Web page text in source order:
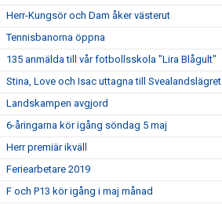
Herr-Kungsör och Dam åker västerut
Tennisbanorna öppna
135 anmälda till vår fotbollsskola "Lira Blågult"
Stina, Love och Isac uttagna till Svealandslägret
Landskampen avgjord
6-åringarna kör igång söndag 5 maj
Herr premiär ikväll
Feriearbetare 2019
F och P13 kör igång i maj månad